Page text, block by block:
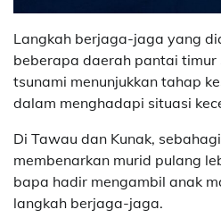
Langkah berjaga-jaga yang
beberapa daerah pantai timur
tsunami menunjukkan tahap
dalam menghadapi situasi
Di Tawau dan Kunak,
membenarkan murid pulang
bapa hadir mengambil anak
langkah berjaga-jaga.